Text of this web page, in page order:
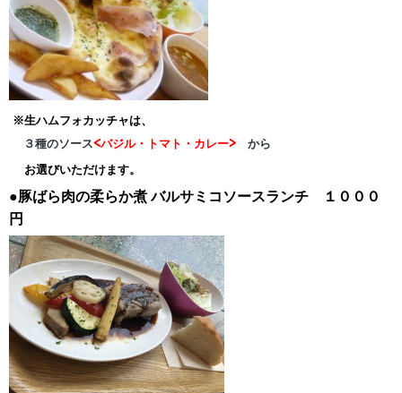
※生ハムフォカッチャは、
３種のソース<バジル・トマト・カレー> から
お選びいただけます。
●豚ばら肉の柔らか煮バルサミコソースランチ １０００
円